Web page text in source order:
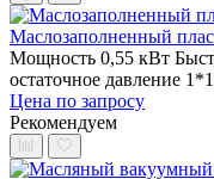
Маслозаполненный
Мощность 0,55 кВт
остаточное давление
Цена по запросу
Рекомендуем